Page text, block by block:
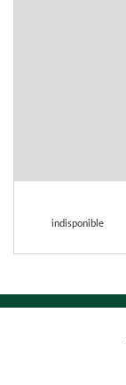
indisponible